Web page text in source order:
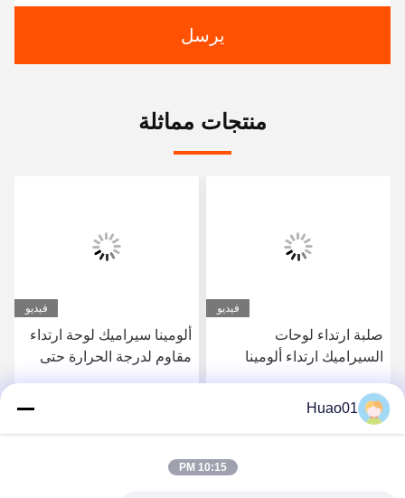
يرسل
منتجات مماثلة
فيديو
صلبة ارتداء لوحات
السيراميك ارتداء ألومينا
الحرارة صلابة متفوقة
فيديو
ألومينا سيراميك لوحة ارتداء
مقاوم لدرجة الحرارة حتى
Huao01
10:15 PM